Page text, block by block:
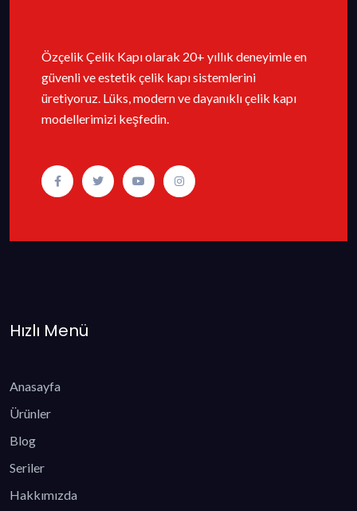
Özçelik Çelik Kapı olarak 20+ yıllık deneyimle en
güvenli ve estetik çelik kapı sistemlerini
üretiyoruz. Lüks, modern ve dayanıklı çelik kapı
modellerimizi keşfedin.
Hızlı Menü
Anasayfa
Ürünler
Blog
Seriler
Hakkımızda